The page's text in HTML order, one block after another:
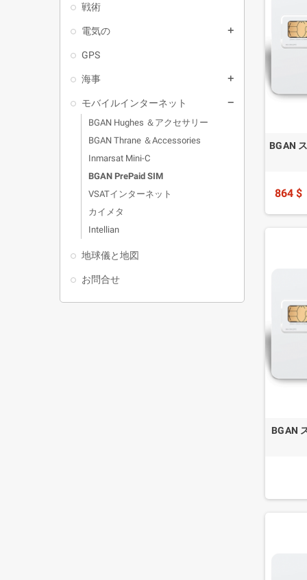
戦術
電気の add
GPS
海事 add
モバイルインターネット remove
BGAN Hughes ＆アクセサリー
BGAN Thrane ＆Accessories
Inmarsat Mini-C
BGAN PrePaid SIM
VSATインターネット
カイメタ
Intellian
地球儀と地図
お問合せ
BGAN
864 $
BGAN